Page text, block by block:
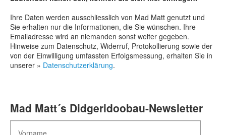
Mad Matt´s Didgeridoobau-Newsletter
Mad Matt´s Ölservice-Newsletter
Mad Matt´s Special-Offers-Newsletter
Mad Matt´s Matt-is-back-Newsletter
Warenkorb
Ihre Daten werden ausschliesslich von Mad Matt genutzt und
Sie erhalten nur die Informationen, die Sie wünschen. Ihre
Emailadresse wird an niemanden sonst weiter gegeben.
Hinweise zum Datenschutz, Widerruf, Protokollierung sowie der
von der Einwilligung umfassten Erfolgsmessung, erhalten Sie in
unserer » Datenschutzerklärung.
Mad Matt´s Didgeridoobau-Newsletter